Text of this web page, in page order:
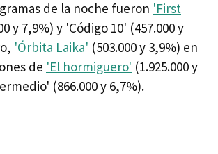
de la noche fueron 'First
y 7,9%) y 'Código 10' (457.000 y
'Órbita Laika' (503.000 y 3,9%) en
de 'El hormiguero' (1.925.000 y
(866.000 y 6,7%).